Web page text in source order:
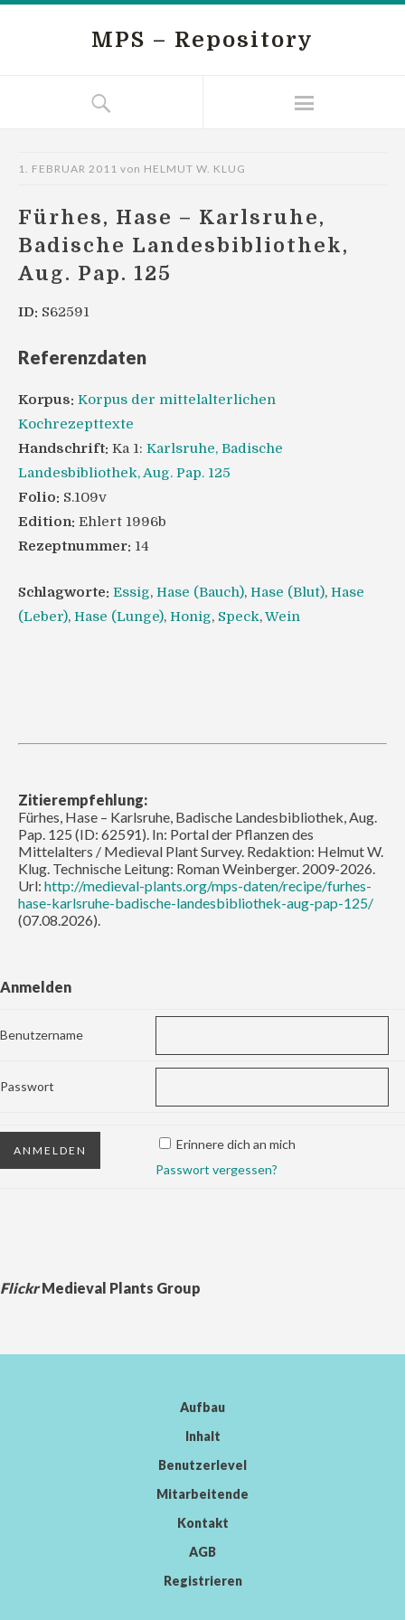
MPS – Repository
1. FEBRUAR 2011 von HELMUT W. KLUG
Fürhes, Hase – Karlsruhe,
Badische Landesbibliothek,
Aug. Pap. 125
ID: S62591
Referenzdaten
Korpus: Korpus der mittelalterlichen
Kochrezepttexte
Handschrift: Ka 1: Karlsruhe, Badische
Landesbibliothek, Aug. Pap. 125
Folio: S.109v
Edition: Ehlert 1996b
Rezeptnummer: 14
Schlagworte: Essig, Hase (Bauch), Hase (Blut), Hase
(Leber), Hase (Lunge), Honig, Speck,Wein
Zitierempfehlung:
Fürhes, Hase – Karlsruhe, Badische Landesbibliothek, Aug.
Pap. 125 (ID: 62591). In: Portal der Pflanzen des
Mittelalters / Medieval Plant Survey. Redaktion: Helmut W.
Klug. Technische Leitung: Roman Weinberger. 2009-2026.
Url: http://medieval-plants.org/mps-daten/recipe/furhes-
hase-karlsruhe-badische-landesbibliothek-aug-pap-125/
(07.08.2026).
Anmelden
Benutzername
Passwort
Erinnere dich an mich
Passwort vergessen?
FlickrMedieval Plants Group
Aufbau
Inhalt
Benutzerlevel
Mitarbeitende
Kontakt
AGB
Registrieren